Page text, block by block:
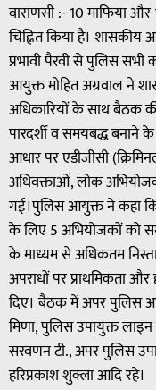
वाराणसी :- 10 माफिया
चिह्नित किया है।
प्रभावी पैरवी से पुलिस
आयुक्त मोहित अग्रवाल ने
अधिकारियों के साथ बैठक
पारदर्शी व समयबद्ध बनाने
आधार पर एडीजीसी
अधिवक्ताओं, लोक
गई।पुलिस आयुक्त ने कहा कि
के लिए 5 अभियोजकों को
के माध्यम से अधिकतम
अपराधों पर प्राथमिकता
दिए। बैठक में अपर पुलिस
मिणा, पुलिस उपायुक्त
सरवणन टी., अपर पुलिस
हरिप्रकाश शुक्ला आदि रहे।